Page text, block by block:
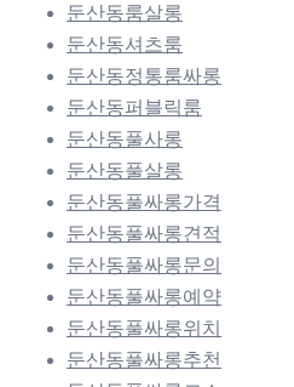
둔산동룸살롱
둔산동셔츠룸
둔산동정통룸싸롱
둔산동퍼블릭룸
둔산동풀사롱
둔산동풀살롱
둔산동풀싸롱가격
둔산동풀싸롱견적
둔산동풀싸롱문의
둔산동풀싸롱예약
둔산동풀싸롱위치
둔산동풀싸롱추천